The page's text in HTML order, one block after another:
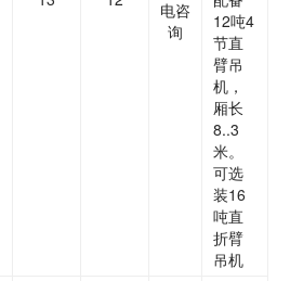
电咨
询
12吨4
节直
臂吊
机，
厢长
8..3
米。
可选
装16
吨直
折臂
吊机